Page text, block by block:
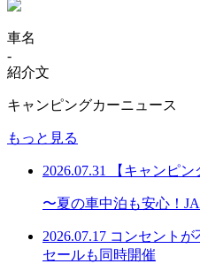
車名
-
紹介文
キャンピングカーニュース
もっと見る
2026.07.31 【キャンピ
〜夏の車中泊も安心！
2026.07.17 コンセント
セールも同時開催